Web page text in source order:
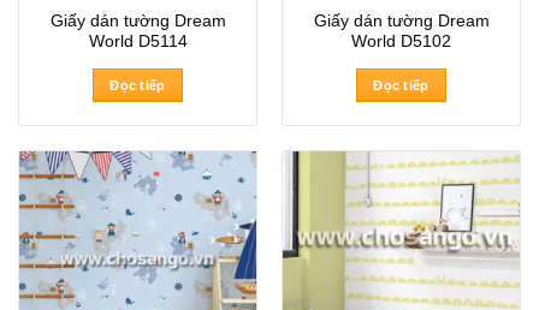
Giấy dán tường Dream
World D5114
Đọc tiếp
Giấy dán tường Dream
World D5102
Đọc tiếp